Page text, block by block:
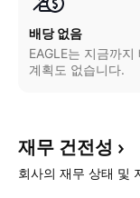
배당 없음
EAGLE는 지금까
계획도 없습니다.
재무 건전성
회사의 재무 상태 및